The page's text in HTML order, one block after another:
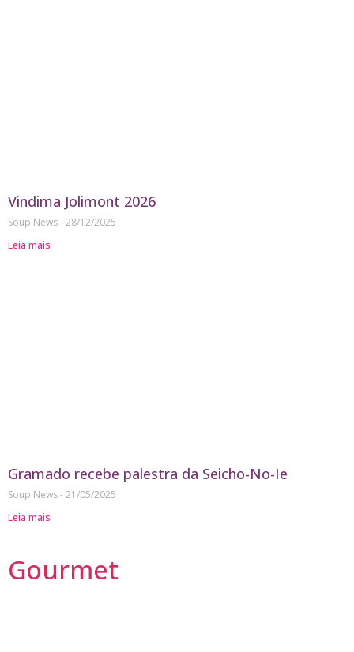
Vindima Jolimont 2026
Soup News 28/12/2025
Leia mais
Gramado recebe palestra da Seicho-No-Ie
Soup News 21/05/2025
Leia mais
Gourmet